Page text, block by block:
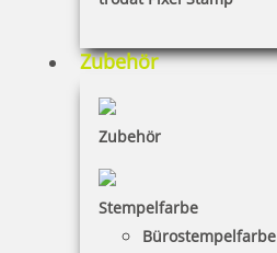
Zubehör
Zubehör
Stempelfarbe
Bürostempelfarbe